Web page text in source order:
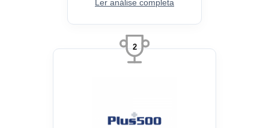
Ler análise completa
2